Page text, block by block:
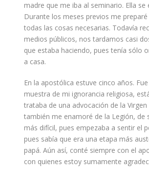
madre que me iba al seminario. Ella
Durante los meses previos me
todas las cosas necesarias. Todavía
medios públicos, nos tardamos casi
que estaba haciendo, pues tenía sólo
a casa.
En la apostólica estuve cinco años.
muestra de mi ignorancia religiosa, est
trataba de una advocación de la
también me enamoré de la Legión, de
más difícil, pues empezaba a sentir el
pues sabía que era una etapa más
papá. Aún así, conté siempre con el
con quienes estoy sumamente